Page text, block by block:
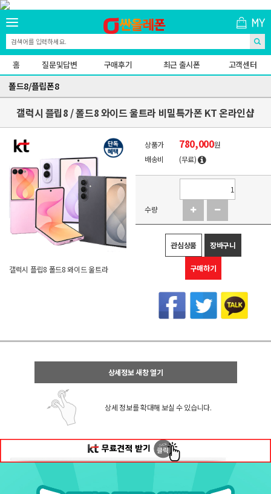
홈 질문및답변 구매후기 최근 출시폰 고객센터
폴드8/플립폰8
갤럭시 플립8 / 폴드8 와이드 울트라 비밀특가폰 KT 온라인샵
갤럭시 플립8 폴드8 와이드 울트라
상품가 780,000원
배송비
(무료)
수량
관심상품 장바구니
구매하기
상세정보 새창 열기
상세 정보를 확대해 보실 수 있습니다.